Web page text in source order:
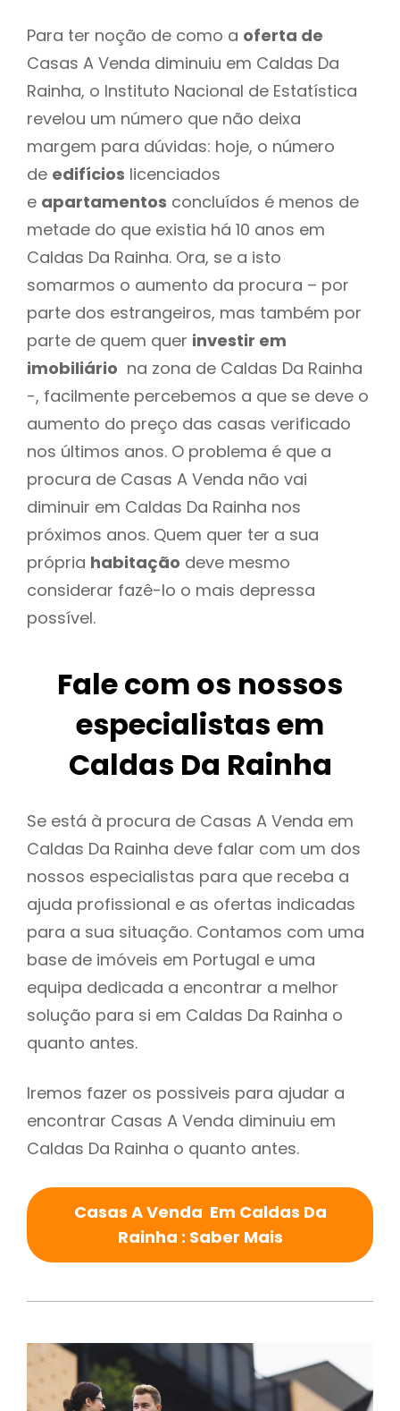
Para ter noção de como a oferta de
Casas A Venda diminuiu em Caldas Da
Rainha, o Instituto Nacional de Estatística
revelou um número que não deixa
margem para dúvidas: hoje, o número
de edifícios licenciados
e apartamentos concluídos é menos de
metade do que existia há 10 anos em
Caldas Da Rainha. Ora, se a isto
somarmos o aumento da procura – por
parte dos estrangeiros, mas também por
parte de quem quer investir em
imobiliário na zona de Caldas Da Rainha
-, facilmente percebemos a que se deve o
aumento do preço das casas verificado
nos últimos anos. O problema é que a
procura de Casas A Venda não vai
diminuir em Caldas Da Rainha nos
próximos anos. Quem quer ter a sua
própria habitação deve mesmo
considerar fazê-lo o mais depressa
possível.
Fale com os nossos
especialistas em
Caldas Da Rainha
Se está à procura de Casas A Venda em
Caldas Da Rainha deve falar com um dos
nossos especialistas para que receba a
ajuda profissional e as ofertas indicadas
para a sua situação. Contamos com uma
base de imóveis em Portugal e uma
equipa dedicada a encontrar a melhor
solução para si em Caldas Da Rainha o
quanto antes.
Iremos fazer os possiveis para ajudar a
encontrar Casas A Venda diminuiu em
Caldas Da Rainha o quanto antes.
Casas A Venda Em Caldas Da
Rainha : Saber Mais